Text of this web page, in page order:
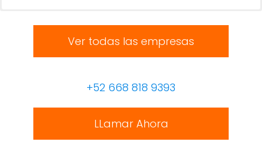
Ver todas las empresas
+52 668 818 9393
LLamar Ahora